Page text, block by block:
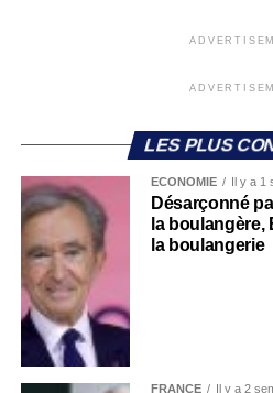
LES PLUS
ECONOMIE Il y a 1
Désarçonné
la
la boulangerie
FRANCE Il y a 2